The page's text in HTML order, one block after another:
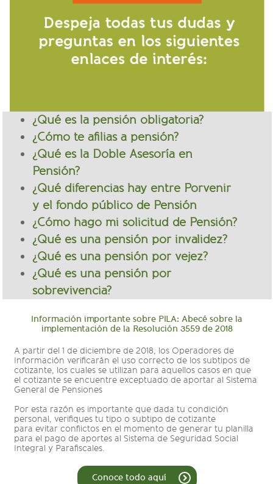
¿Qué es la pensión obligatoria?
¿Cómo te afilias a pensión?
¿Qué es la Doble Asesoría en
Pensión?
¿Qué diferencias hay entre Porvenir
y el fondo público de Pensión
¿Cómo hago mi solicitud de Pensión?
¿Qué es una pensión por invalidez?
¿Qué es una pensión por vejez?
¿Qué es una pensión por
sobrevivencia?
Información importante sobre PILA: Abecé sobre la
implementación de la Resolución 3559 de 2018
A partir del 1 de diciembre de 2018, los Operadores de
Información verificarán el uso correcto de los subtipos de
cotizante, los cuales se utilizan para aquellos casos en que
el cotizante se encuentre exceptuado de aportar al Sistema
General de Pensiones
Por esta razón es importante que dada tu condición
personal, verifiques tu tipo o subtipo de cotizante
para evitar conflictos en el momento de generar tu planilla
para el pago de aportes al Sistema de Seguridad Social
Integral y Parafiscales.
Conoce todo aquí